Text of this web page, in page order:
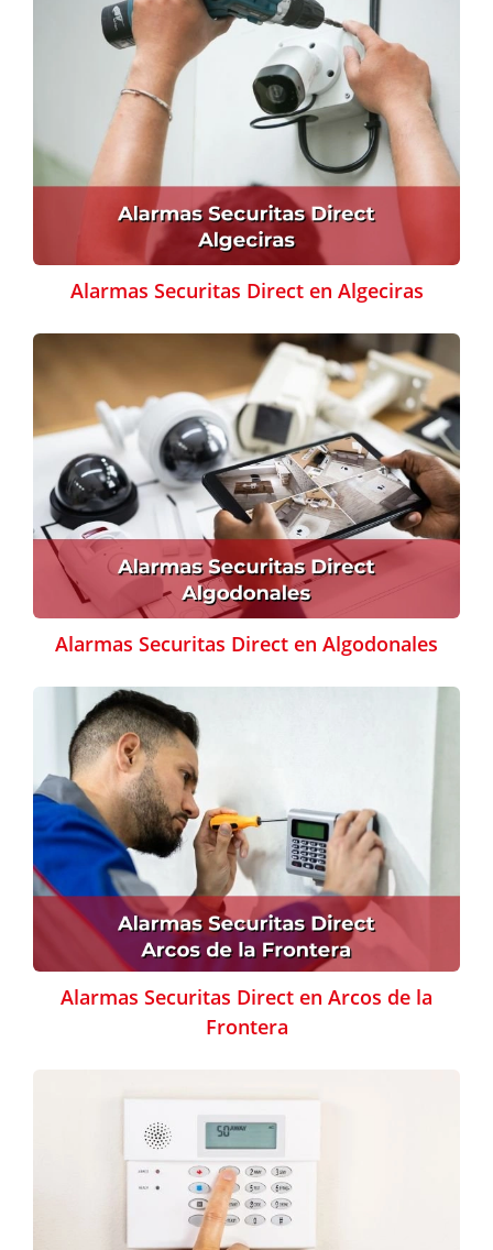
Alarmas Securitas Direct en Algeciras
Alarmas Securitas Direct en Algodonales
Alarmas Securitas Direct en Arcos de la
Frontera